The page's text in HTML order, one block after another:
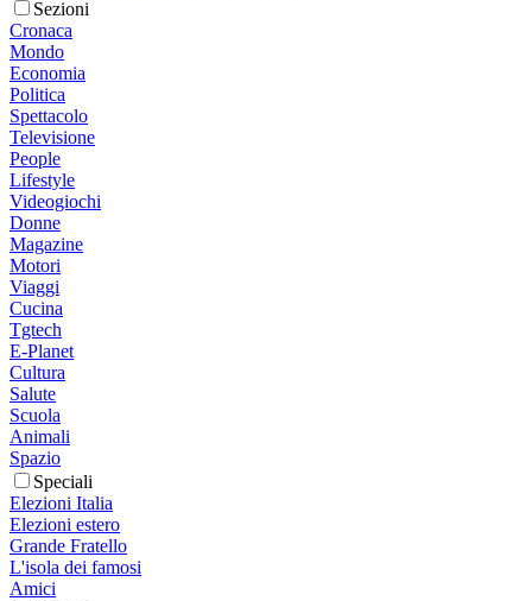
Sezioni
Cronaca
Mondo
Economia
Politica
Spettacolo
Televisione
People
Lifestyle
Videogiochi
Donne
Magazine
Motori
Viaggi
Cucina
Tgtech
E-Planet
Cultura
Salute
Scuola
Animali
Spazio
Speciali
Elezioni Italia
Elezioni estero
Grande Fratello
L'isola dei famosi
Amici